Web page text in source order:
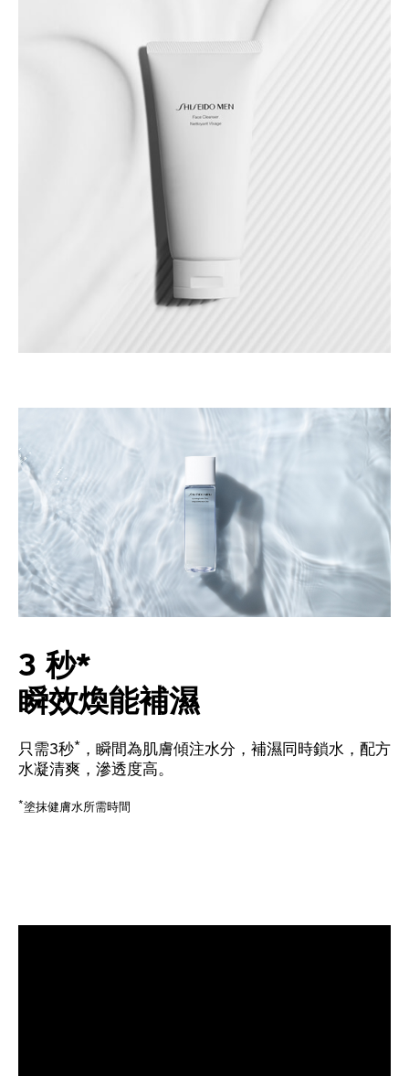
3 秒*
瞬效煥能補濕
只需3秒* ，瞬間為肌膚傾注水分，補濕同時鎖水，配方
水凝清爽，滲透度高。
*塗抹健膚水所需時間